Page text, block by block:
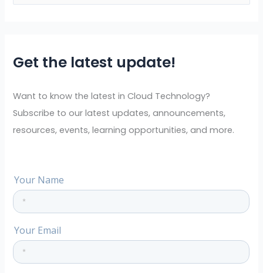
c
f
o
r
Get the latest update!
Want to know the latest in Cloud Technology?
Subscribe to our latest updates, announcements,
resources, events, learning opportunities, and more.